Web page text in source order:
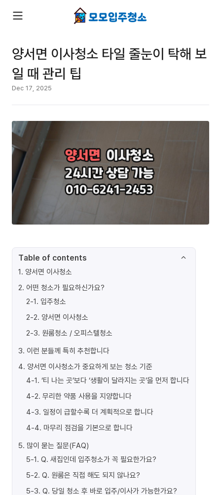
양서면 이사청소 타일 줄눈이 탁해 보
일 때 관리 팁
Dec 17, 2025
Table of contents
1. 양서면 이사청소
2. 어떤 청소가 필요하신가요?
2-1. 입주청소
2-2. 양서면 이사청소
2-3. 원룸청소 / 오피스텔청소
3. 이런 분들께 특히 추천합니다
4. 양서면 이사청소가 중요하게 보는 청소 기준
4-1. ‘티 나는 곳’보다 ‘생활이 달라지는 곳’을 먼저 합니다
4-2. 무리한 약품 사용을 지양합니다
4-3. 일정이 급할수록 더 계획적으로 합니다
4-4. 마무리 점검을 기본으로 합니다
5. 많이 묻는 질문(FAQ)
5-1. Q. 새집인데 입주청소가 꼭 필요한가요?
5-2. Q. 원룸은 직접 해도 되지 않나요?
5-3. Q. 당일 청소 후 바로 입주/이사가 가능한가요?